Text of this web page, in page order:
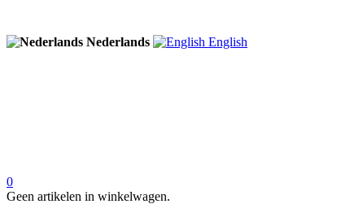
Nederlands English
0
Geen artikelen in winkelwagen.